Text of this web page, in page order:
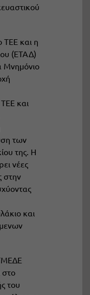
ΤΕΕ και η
(ΕΤΑΔ)
και
των
της. Η
νέες
στην
και
στο
του